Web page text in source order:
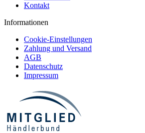
Kontakt
Informationen
Cookie-Einstellungen
Zahlung und Versand
AGB
Datenschutz
Impressum